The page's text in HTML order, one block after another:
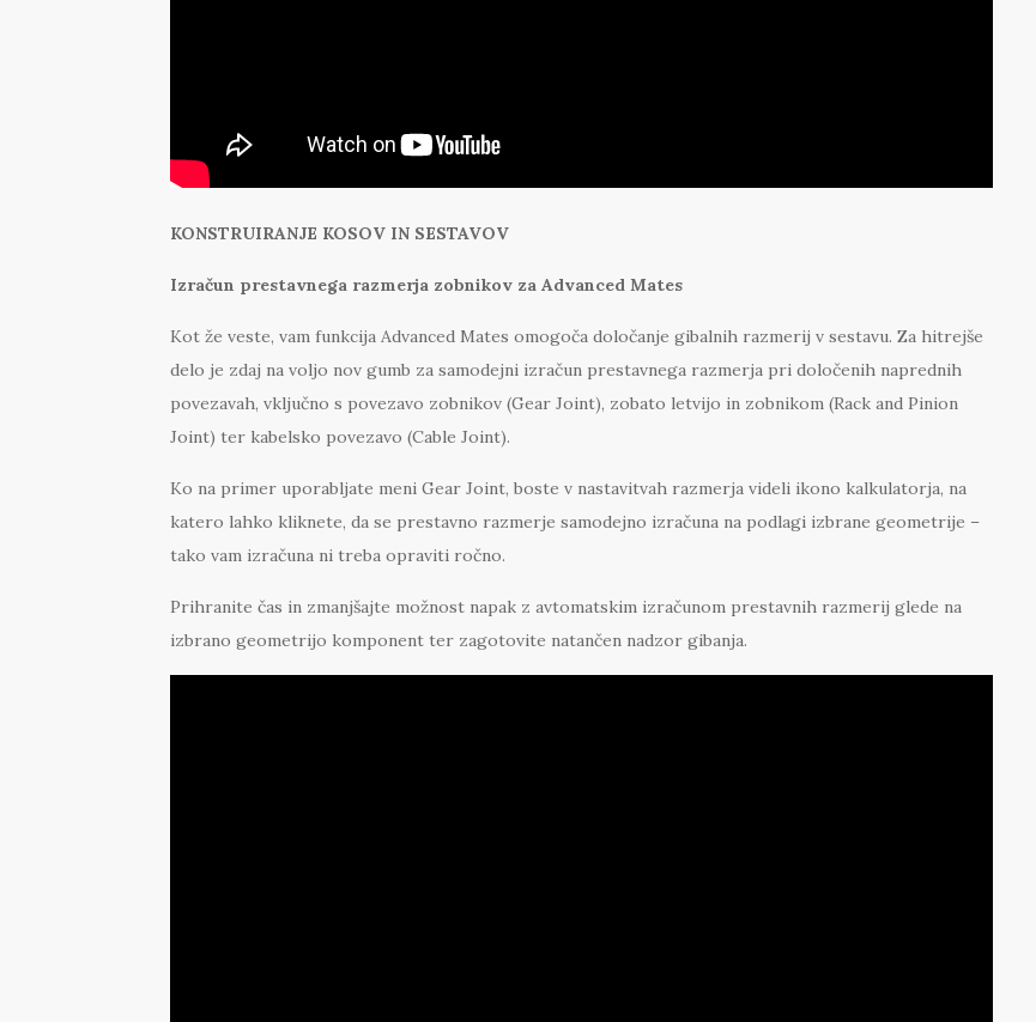
KONSTRUIRANJE KOSOV IN SESTAVOV
Izračun prestavnega razmerja zobnikov za Advanced Mates
Kot že veste, vam funkcija Advanced Mates omogoča določanje gibalnih razmerij v sestavu. Za hitrejše
delo je zdaj na voljo nov gumb za samodejni izračun prestavnega razmerja pri določenih naprednih
povezavah, vključno s povezavo zobnikov (Gear Joint), zobato letvijo in zobnikom (Rack and Pinion
Joint) ter kabelsko povezavo (Cable Joint).
Ko na primer uporabljate meni Gear Joint, boste v nastavitvah razmerja videli ikono kalkulatorja, na
katero lahko kliknete, da se prestavno razmerje samodejno izračuna na podlagi izbrane geometrije –
tako vam izračuna ni treba opraviti ročno.
Prihranite čas in zmanjšajte možnost napak z avtomatskim izračunom prestavnih razmerij glede na
izbrano geometrijo komponent ter zagotovite natančen nadzor gibanja.